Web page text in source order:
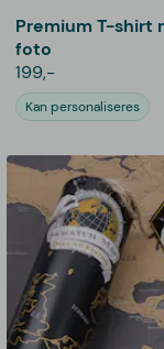
Premium T-shirt
foto
199,-
Kan personaliseres